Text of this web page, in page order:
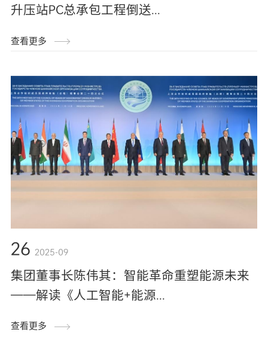
升压站PC总承包工程倒送...
查看更多
26 2025-09
集团董事长陈伟其：智能革命重塑能源未来
——解读《人工智能+能源...
查看更多